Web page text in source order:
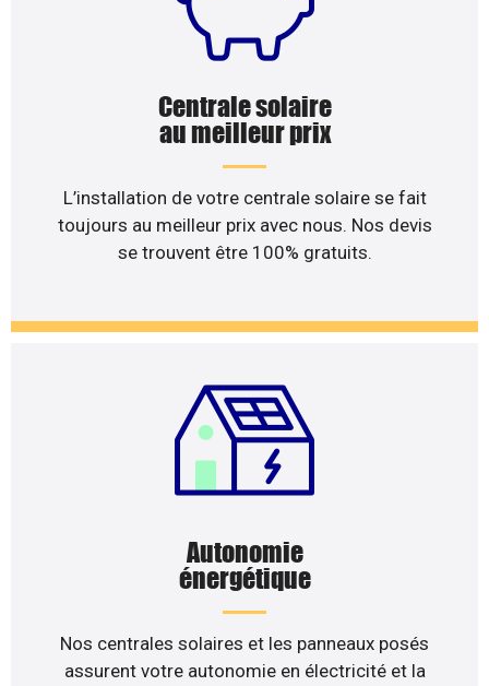
Centrale solaire
au meilleur prix
L’installation de votre centrale solaire se fait
toujours au meilleur prix avec nous. Nos devis
se trouvent être 100% gratuits.
Autonomie
énergétique
Nos centrales solaires et les panneaux posés
assurent votre autonomie en électricité et la